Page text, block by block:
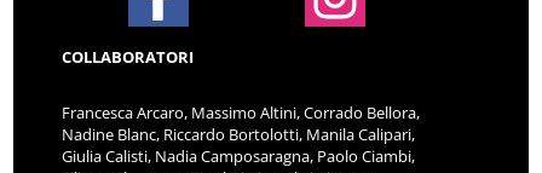
COLLABORATORI
Francesca Arcaro, Massimo Altini, Corrado Bellora,
Nadine Blanc, Riccardo Bortolotti, Manila Calipari,
Giulia Calisti, Nadia Camposaragna, Paolo Ciambi,